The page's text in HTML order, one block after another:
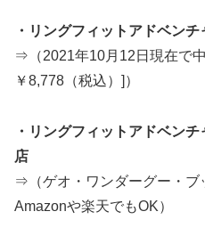
・リングフィットアドベン
⇒（2021年10月12日現在で
￥8,778（税込）]）
・リングフィットアドベン
店
⇒（ゲオ・ワンダーグー・
Amazonや楽天でもOK）